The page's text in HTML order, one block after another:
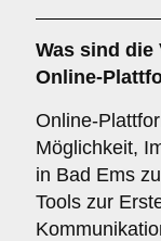
Was sind die
Online-
Online-
Möglichkeit,
in Bad Ems
Tools zur